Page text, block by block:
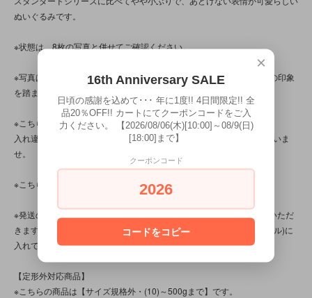
ぬいぐるみです。
※状態は、8枚の写真と併せてご確認ください。
※写真は光の当たり方により見え方が異なる場合がございます。全体の印象
を踏まえてご判断いただけますと幸いです。
※こちらの商品は店頭でも販売しています。
入れ違いで完売してしまう場合がございます。その際はご容赦くださいま
せ。
※こちらの商品は、中古・ヴィンテージ品です。
※発送の際、ぬいぐるみはプチプチ(エアパッキン/緩衝材)を省かせていただ
きます。透明袋(OPP袋)に本体を入れ、紙袋(場合によってはダンボール)に
入れてお送りいたします。
【定形外対応商品】
※こちらの商品は【サイズ規格外・(10)～500gまで】です。
×
16th Anniversary SALE
日頃の感謝を込めて･･･ 年に1度!! 4日間限定!! 全
品20％OFF!! カートにてクーポンコードをご入
力ください。 【2026/08/06(木)[10:00]～08/9(日)
[18:00]まで】
クーポンコード
2026
コードをコピー